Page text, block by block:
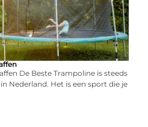
De Beste Trampoline is steeds
Nederland. Het is een sport die je